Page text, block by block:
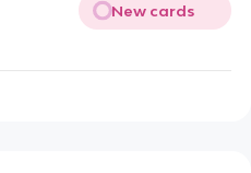
New cards